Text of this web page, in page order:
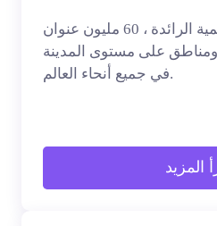
حلول الوكيل العالمية الرائدة ، 60 مليون عنوان IP
من 190 دولة ومناطق على مستوى المدينة
في جميع أنحاء العالم.
المزيد